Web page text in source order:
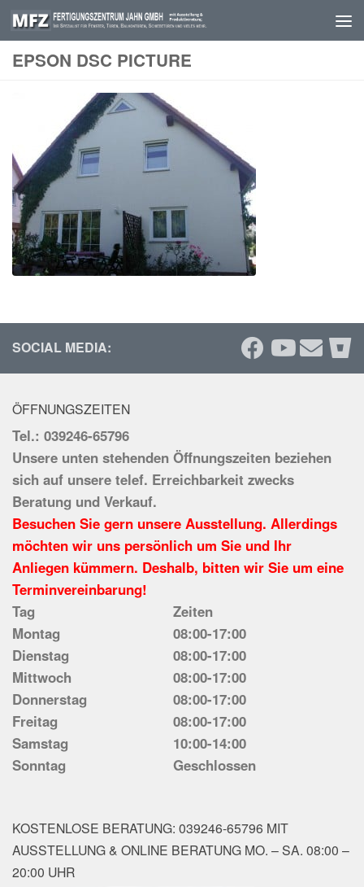
Skip to content
EPSON DSC PICTURE
SOCIAL MEDIA:
ÖFFNUNGSZEITEN
Tel.: 039246-65796
Unsere unten stehenden Öffnungszeiten beziehen
sich auf unsere telef. Erreichbarkeit zwecks
Beratung und Verkauf.
Besuchen Sie gern unsere Ausstellung. Allerdings
möchten wir uns persönlich um Sie und Ihr
Anliegen kümmern. Deshalb, bitten wir Sie um eine
Terminvereinbarung!
Tag
Zeiten
Montag
08:00-17:00
Dienstag
08:00-17:00
Mittwoch
08:00-17:00
Donnerstag
08:00-17:00
Freitag
08:00-17:00
Samstag
10:00-14:00
Sonntag
Geschlossen
KOSTENLOSE BERATUNG: 039246-65796 MIT
AUSSTELLUNG & ONLINE BERATUNG MO. – SA. 08:00 –
20:00 UHR